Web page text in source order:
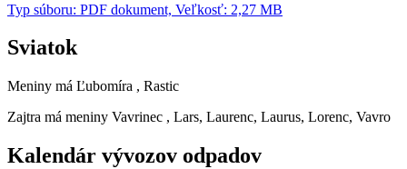
Typ súboru: PDF dokument, Veľkosť: 2,27 MB
Sviatok
Meniny má Ľubomíra , Rastic
Zajtra má meniny Vavrinec , Lars, Laurenc, Laurus, Lorenc, Vavro
Kalendár vývozov odpadov